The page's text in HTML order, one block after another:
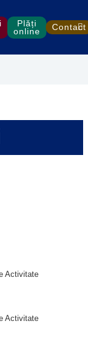
Plăți
online
Contact
Activitate
Activitate